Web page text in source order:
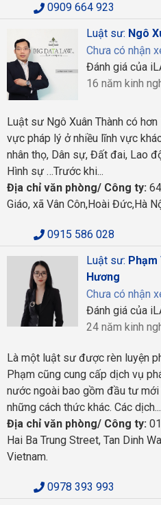
0909 664 923
Luật sư: Ngô
Chưa có nhận
Đánh giá của
16 năm kinh
Luật sư Ngô Xuân Thành có
vực pháp lý ở nhiều lĩnh vực
nhân thọ, Dân sự, Đất đai, Lao
Hình sự …Trước khi...
Địa chỉ văn phòng/ Công ty:
Giáo, xã Vân Côn,Hoài Đức,Hà
0915 586 028
Luật sư: Phạm
Hương
Chưa có nhận
Đánh giá của
24 năm kinh
Là một luật sư được rèn luyện
Phạm cũng cung cấp dịch vụ
nước ngoài bao gồm đầu tư
những cách thức khác. Các dịch...
Địa chỉ văn phòng/ Công ty:
Hai Ba Trung Street, Tan Dinh
Vietnam.
0978 393 993